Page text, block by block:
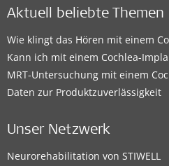
Aktuell beliebte Themen
Wie klingt das Hören mit einem
Kann ich mit einem Cochlea-
MRT-Untersuchung mit einem
Daten zur Produktzuverlässigkeit
Unser Netzwerk
Neurorehabilitation von STIWELL